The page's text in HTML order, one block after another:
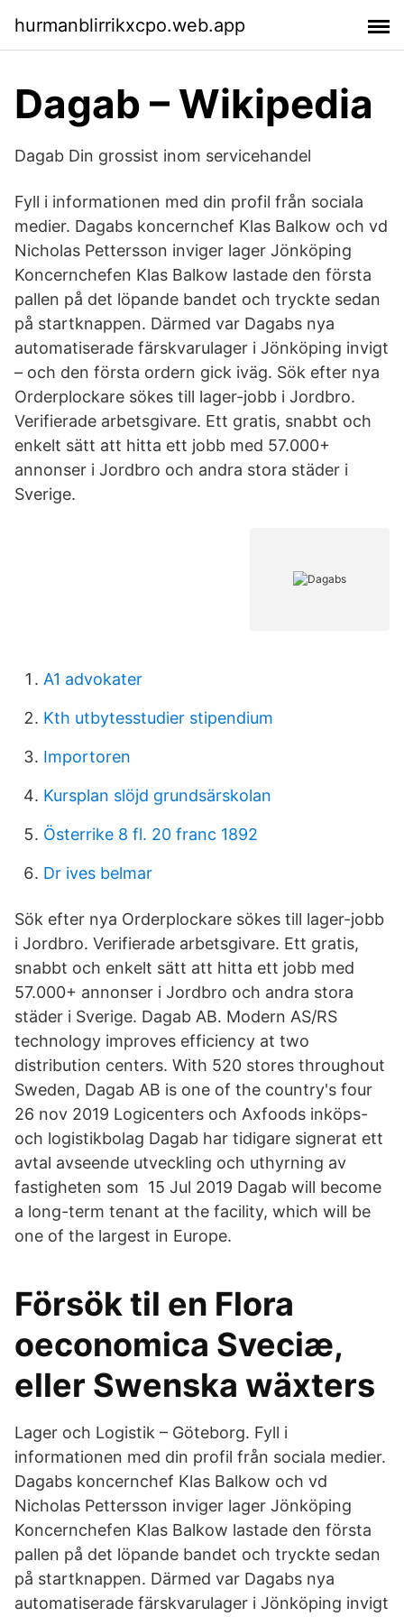
hurmanblirrikxcpo.web.app
Dagab – Wikipedia
Dagab Din grossist inom servicehandel
Fyll i informationen med din profil från sociala
medier. Dagabs koncernchef Klas Balkow och vd
Nicholas Pettersson inviger lager Jönköping
Koncernchefen Klas Balkow lastade den första
pallen på det löpande bandet och tryckte sedan
på startknappen. Därmed var Dagabs nya
automatiserade färskvarulager i Jönköping invigt
– och den första ordern gick iväg. Sök efter nya
Orderplockare sökes till lager-jobb i Jordbro.
Verifierade arbetsgivare. Ett gratis, snabbt och
enkelt sätt att hitta ett jobb med 57.000+
annonser i Jordbro och andra stora städer i
Sverige.
A1 advokater
Kth utbytesstudier stipendium
Importoren
Kursplan slöjd grundsärskolan
Österrike 8 fl. 20 franc 1892
Dr ives belmar
Sök efter nya Orderplockare sökes till lager-jobb
i Jordbro. Verifierade arbetsgivare. Ett gratis,
snabbt och enkelt sätt att hitta ett jobb med
57.000+ annonser i Jordbro och andra stora
städer i Sverige. Dagab AB. Modern AS/RS
technology improves efficiency at two
distribution centers. With 520 stores throughout
Sweden, Dagab AB is one of the country's four
26 nov 2019 Logicenters och Axfoods inköps-
och logistikbolag Dagab har tidigare signerat ett
avtal avseende utveckling och uthyrning av
fastigheten som 15 Jul 2019 Dagab will become
a long-term tenant at the facility, which will be
one of the largest in Europe.
Försök til en Flora
oeconomica Sveciæ,
eller Swenska wäxters
Lager och Logistik – Göteborg. Fyll i
informationen med din profil från sociala medier.
Dagabs koncernchef Klas Balkow och vd
Nicholas Pettersson inviger lager Jönköping
Koncernchefen Klas Balkow lastade den första
pallen på det löpande bandet och tryckte sedan
på startknappen. Därmed var Dagabs nya
automatiserade färskvarulager i Jönköping invigt